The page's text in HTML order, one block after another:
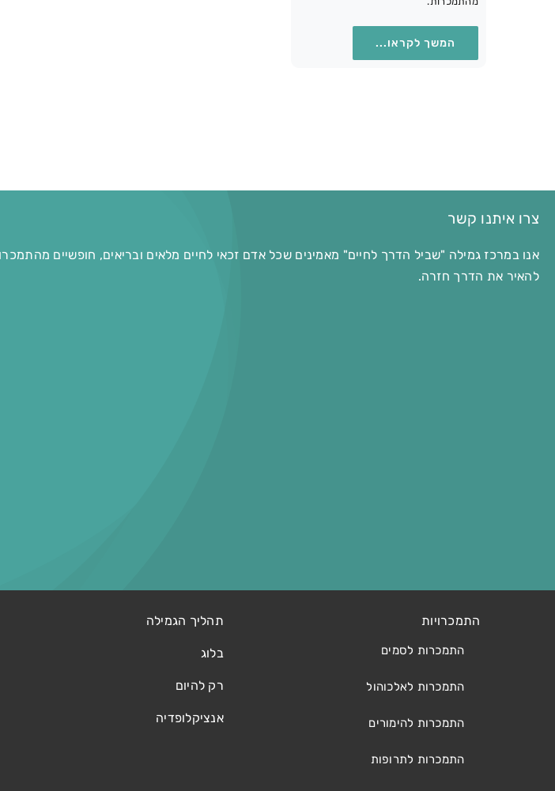
המשך לקראו...
צרו איתנו קשר
אנו במרכז גמילה "שביל הדרך לחיים" מאמינים שכל אדם זכאי לחיים מלאים ובריאים, חופשיים
להאיר את הדרך חזרה.
התמכרויות
התמכרות לסמים
התמכרות לאלכוהול
התמכרות להימורים
התמכרות לתרופות
תהליך הגמילה
בלוג
רק להיום
אנציקלופדיה